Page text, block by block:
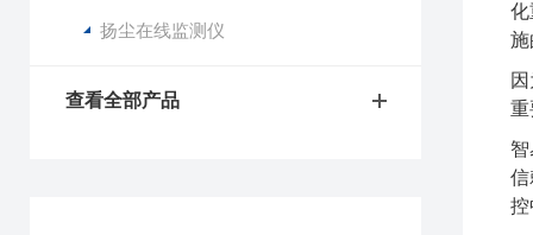
扬尘在线监测仪
查看全部产品
化
施
重
信
控